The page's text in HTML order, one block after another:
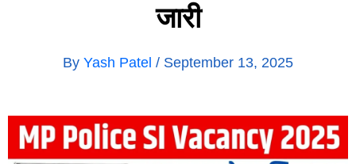
जारी
By Yash Patel / September 13, 2025